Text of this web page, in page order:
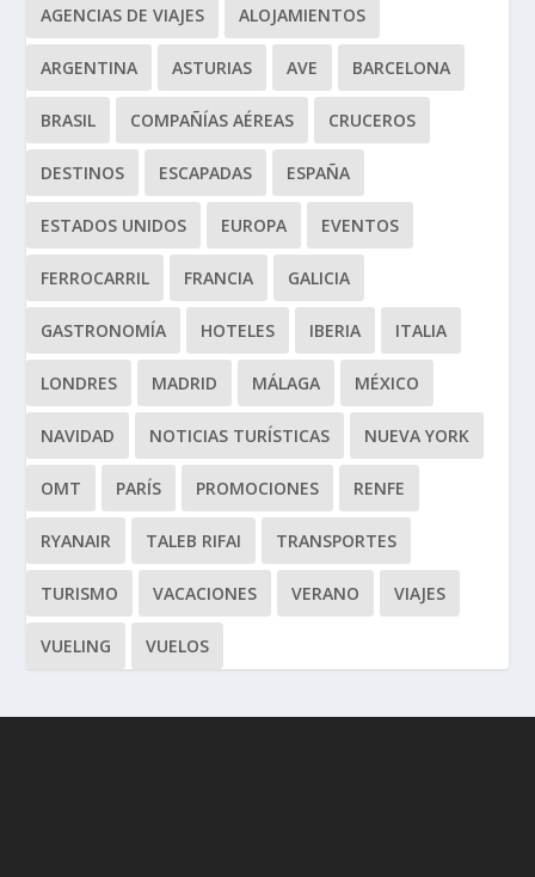
AGENCIAS DE VIAJES ALOJAMIENTOS
ARGENTINA ASTURIAS AVE BARCELONA
BRASIL COMPAÑÍAS AÉREAS CRUCEROS
DESTINOS ESCAPADAS ESPAÑA
ESTADOS UNIDOS EUROPA EVENTOS
FERROCARRIL FRANCIA GALICIA
GASTRONOMÍA HOTELES IBERIA ITALIA
LONDRES MADRID MÁLAGA MÉXICO
NAVIDAD NOTICIAS TURÍSTICAS NUEVA YORK
OMT PARÍS PROMOCIONES RENFE
RYANAIR TALEB RIFAI TRANSPORTES
TURISMO VACACIONES VERANO VIAJES
VUELING VUELOS